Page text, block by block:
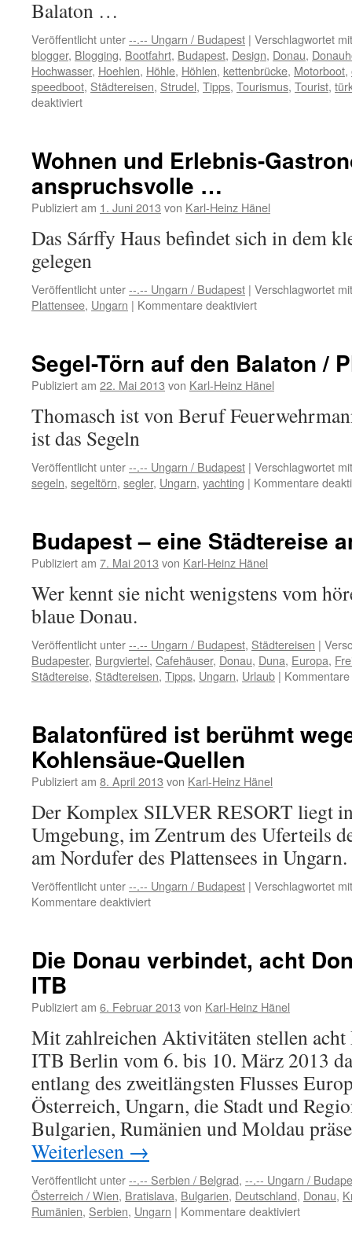
Balaton …
Veröffentlicht unter--.-- Ungarn / Budapest | Verschlagwortet mit
blogger, Blogging, Bootfahrt, Budapest, Design, Donau,
Hochwasser, Hoehlen, Höhle, Höhlen, kettenbrücke, Motorboot,
speedboot, Städtereisen, Strudel, Tipps, Tourismus, Tourist,
deaktiviertfür
bei
39
Grad
im
…
Wohnen und Erlebnis-
anspruchsvolle …
Publiziert am 1. Juni 2013 von Karl-Heinz Hänel
Das Sárffy Haus befindet sich in dem
gelegen
Veröffentlicht unter--.-- Ungarn / Budapest | Verschlagwortet mit
Plattensee, Ungarn | Kommentare deaktiviertfür
Gastronomie
für
…
Segel-Törn auf den Balaton /
Publiziert am 22. Mai 2013 von Karl-Heinz Hänel
Thomasch ist von Beruf
ist das Segeln
Veröffentlicht unter--.-- Ungarn / Budapest | Verschlagwortet mit
segeln, segeltörn, segler, Ungarn, yachting | Kommentare
Budapest – eine Städtereise
Publiziert am 7. Mai 2013 von Karl-Heinz Hänel
Wer kennt sie nicht wenigstens vom
blaue Donau.
Veröffentlicht unter--.-- Ungarn / Budapest, Städtereisen |
Budapester, Burgviertel, Cafehäuser, Donau, Duna, Europa,
Städtereise, Städtereisen, Tipps, Ungarn, Urlaub |
Balatonfüred ist berühmt
Kohlensäue-Quellen
Publiziert am 8. April 2013 von Karl-Heinz Hänel
Der Komplex SILVER RESORT liegt
Umgebung, im Zentrum des Uferteils
am Nordufer des Plattensees in Ungarn.
Veröffentlicht unter--.-- Ungarn / Budapest | Verschlagwortet mit
Kommentare deaktiviertfür
wegen
Quellen
Die Donau verbindet, acht
ITB
Publiziert am 6. Februar 2013 von Karl-Heinz Hänel
Mit zahlreichen Aktivitäten stellen acht
ITB Berlin vom 6. bis 10. März 2013
entlang des zweitlängsten Flusses
Österreich, Ungarn, die Stadt und
Bulgarien, Rumänien und Moldau
Weiterlesen →
Veröffentlicht unter--.-- Serbien / Belgrad, --.-- Ungarn /
Österreich / Wien, Bratislava, Bulgarien, Deutschland, Donau,
Rumänien, Serbien, Ungarn | Kommentare deaktiviertfür